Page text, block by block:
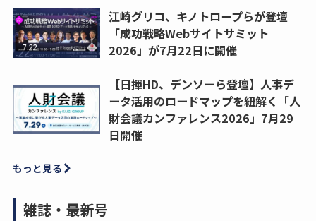
江崎グリコ、キノトロープらが登壇
「成功戦略Webサイトサミット
2026」が7月22日に開催
【日揮HD、デンソーら登壇】人事デ
ータ活用のロードマップを紐解く「人
財会議カンファレンス2026」7月29
日開催
もっと見る
雑誌・最新号